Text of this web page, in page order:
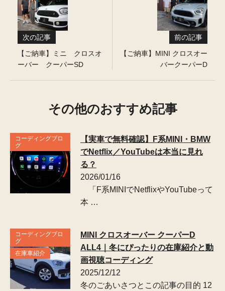
次の記事
【ご納車】ミニ クロスオ
ーバー クーパーSD
前の記事
【ご納車】MINI クロスオー
バークーパーD
その他のおすすめ記事
コーディングブロ
グ
【実車で無料確認】F系MINI・BMW
でNetflix／YouTubeは本当に見れ
る？
2026/01/16
「F系MINIでNetflixやYouTubeって
本 …
コーディングブロ
グ
在庫車紹介
MINI クロスオーバー クーパーD
ALL4｜冬にぴったりの在庫紹介と動
画視聴コーディング
2025/12/12
冬のごあいさつとこの記事の目的 12